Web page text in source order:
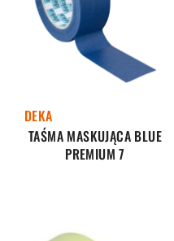
DEKA
TAŚMA MASKUJĄCA BLUE
PREMIUM 7